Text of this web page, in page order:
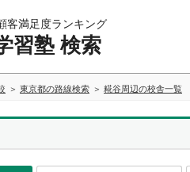
客満足度ランキング
習塾 検索
東京都の路線検索 糀谷周辺の校舎一覧